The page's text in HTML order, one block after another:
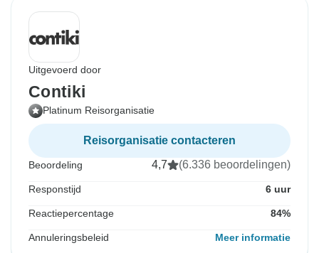
Uitgevoerd door
Contiki
Platinum Reisorganisatie
Reisorganisatie contacteren
Beoordeling 4,7 (6.336 beoordelingen)
Responstijd 6 uur
Reactiepercentage 84%
Annuleringsbeleid Meer informatie